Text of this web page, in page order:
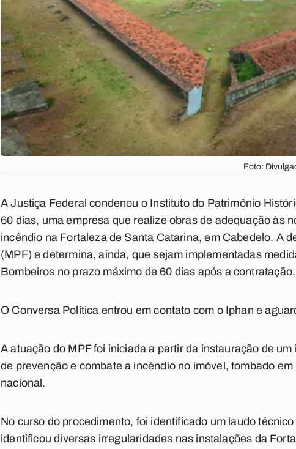
Foto:
A Justiça Federal condenou o Instituto do Patrimônio
60 dias, uma empresa que realize obras de adequação às
incêndio na Fortaleza de Santa Catarina, em Cabedelo. A
(MPF) e determina, ainda, que sejam implementadas
Bombeiros no prazo máximo de 60 dias após a contratação.
O Conversa Política entrou em contato com o Iphan e
A atuação do MPF foi iniciada a partir da instauração de
de prevenção e combate a incêndio no imóvel, tombado
nacional.
No curso do procedimento, foi identificado um laudo
identificou diversas irregularidades nas instalações da